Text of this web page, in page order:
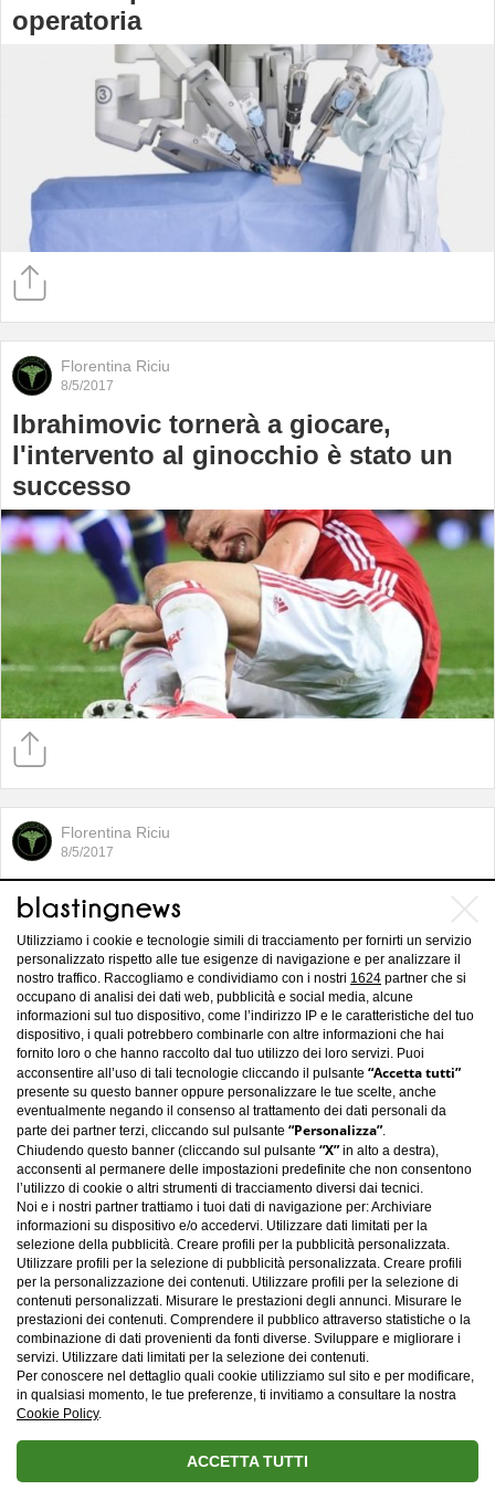
operatoria
Florentina Riciu
8/5/2017
Ibrahimovic tornerà a giocare,
l'intervento al ginocchio è stato un
successo
Florentina Riciu
8/5/2017
Osteoporosi, scoperta la cura della
malattia: rendere le ossa trasparenti
Carica altro
Utilizziamo i cookie e tecnologie simili di tracciamento per fornirti un servizio
personalizzato rispetto alle tue esigenze di navigazione e per analizzare il
nostro traffico. Raccogliamo e condividiamo con i nostri 1624 partner che si
occupano di analisi dei dati web, pubblicità e social media, alcune
informazioni sul tuo dispositivo, come l’indirizzo IP e le caratteristiche del tuo
dispositivo, i quali potrebbero combinarle con altre informazioni che hai
fornito loro o che hanno raccolto dal tuo utilizzo dei loro servizi. Puoi
acconsentire all’uso di tali tecnologie cliccando il pulsante “Accetta tutti”
presente su questo banner oppure personalizzare le tue scelte, anche
eventualmente negando il consenso al trattamento dei dati personali da
parte dei partner terzi, cliccando sul pulsante “Personalizza”.
Chiudendo questo banner (cliccando sul pulsante “X” in alto a destra),
acconsenti al permanere delle impostazioni predefinite che non consentono
l’utilizzo di cookie o altri strumenti di tracciamento diversi dai tecnici.
Noi e i nostri partner trattiamo i tuoi dati di navigazione per: Archiviare
informazioni su dispositivo e/o accedervi. Utilizzare dati limitati per la
selezione della pubblicità. Creare profili per la pubblicità personalizzata.
Utilizzare profili per la selezione di pubblicità personalizzata. Creare profili
per la personalizzazione dei contenuti. Utilizzare profili per la selezione di
contenuti personalizzati. Misurare le prestazioni degli annunci. Misurare le
prestazioni dei contenuti. Comprendere il pubblico attraverso statistiche o la
combinazione di dati provenienti da fonti diverse. Sviluppare e migliorare i
servizi. Utilizzare dati limitati per la selezione dei contenuti.
Per conoscere nel dettaglio quali cookie utilizziamo sul sito e per modificare,
in qualsiasi momento, le tue preferenze, ti invitiamo a consultare la nostra
Cookie Policy.
ACCETTA TUTTI